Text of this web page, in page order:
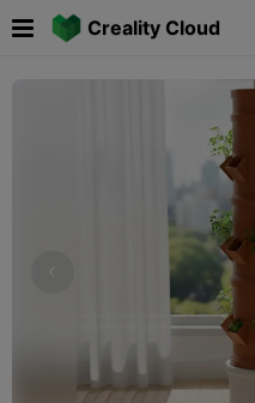
Creality Cloud